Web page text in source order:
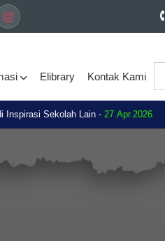
Elibrary Kontak Kami
Sekolah Lain -27.Apr.2026